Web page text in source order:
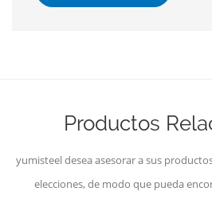
Productos
yumisteel desea asesorar a sus
elecciones, de modo que pueda